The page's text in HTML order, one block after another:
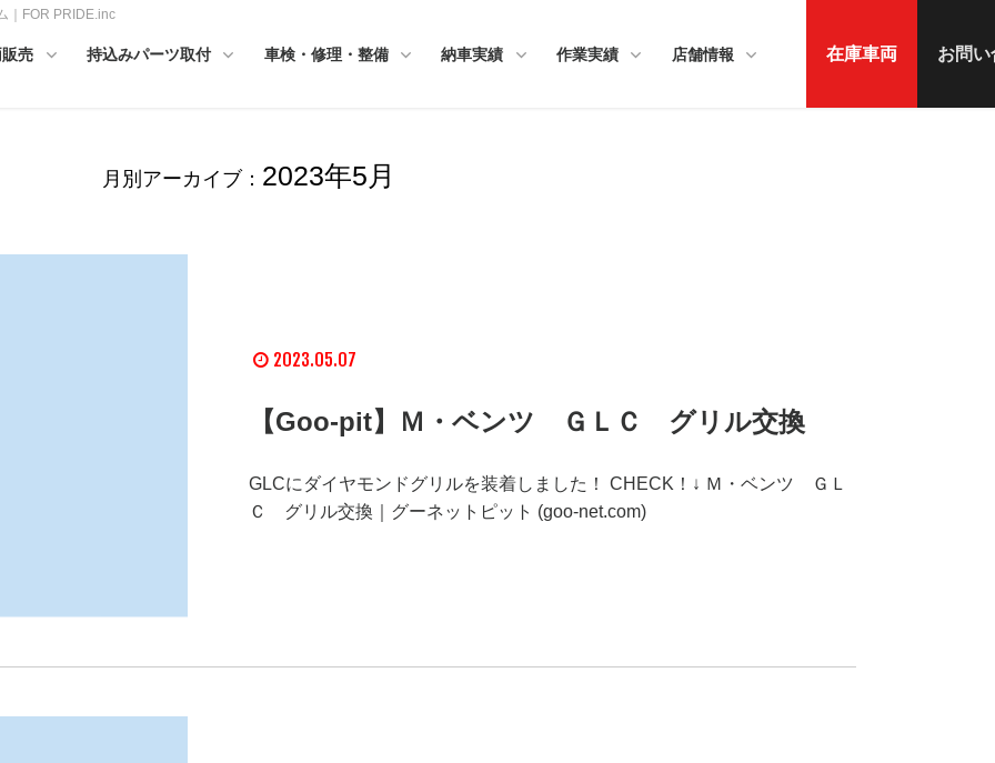
｜FOR PRIDE.inc
売 持込みパーツ取付 車検・修理・整備 納車実績 作業実績 店舗情報 在庫車両 お問
月別アーカイブ： 2023年5月
2023.05.07
【Goo-pit】Ｍ・ベンツ ＧＬＣ グリル交換
GLCにダイヤモンドグリルを装着しました！ CHECK！↓ Ｍ・ベンツ ＧＬ
Ｃ グリル交換｜グーネットピット (goo-net.com)